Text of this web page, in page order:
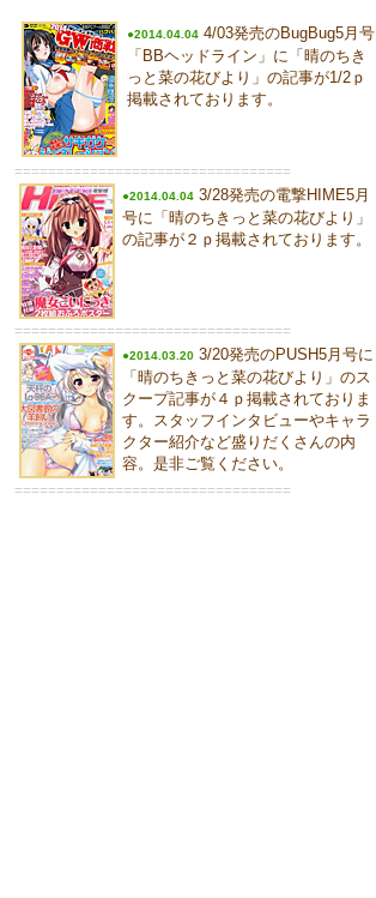
●2014.04.04 4/03発売のBugBug5月号
「BBヘッドライン」に「晴のちき
っと菜の花びより」の記事が1/2ｐ
掲載されております。
=================================
●2014.04.04 3/28発売の電撃HIME5月
号に「晴のちきっと菜の花びより」
の記事が２ｐ掲載されております。
=================================
●2014.03.20 3/20発売のPUSH5月号に
「晴のちきっと菜の花びより」のス
クープ記事が４ｐ掲載されておりま
す。スタッフインタビューやキャラ
クター紹介など盛りだくさんの内
容。是非ご覧ください。
=================================